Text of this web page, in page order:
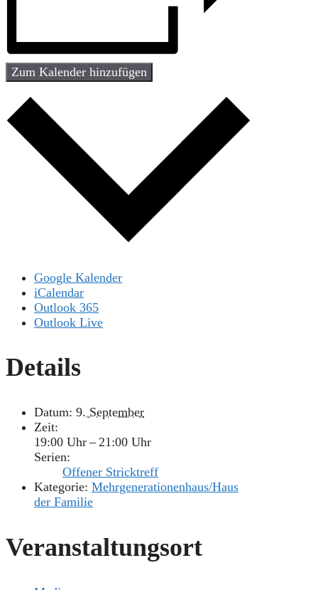
Zum Kalender hinzufügen
Google Kalender
iCalendar
Outlook 365
Outlook Live
Details
Datum: 9. September
Zeit:
19:00 Uhr – 21:00 Uhr
Serien:
Offener Stricktreff
Kategorie: Mehrgenerationenhaus/Haus
der Familie
Veranstaltungsort